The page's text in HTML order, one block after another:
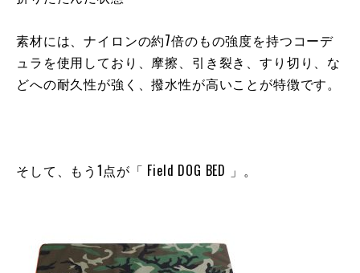
素材には、ナイロンの約7倍のもの強度を持つコーデ
ュラを使用しており、摩擦、引き裂き、すり切り、な
どへの耐久性が強く、撥水性が高いことが特徴です。
そして、もう1点が「 Field DOG BED 」。